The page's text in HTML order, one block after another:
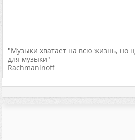
"Музыки хватает на всю жизнь, но
для музыки"
Rachmaninoff